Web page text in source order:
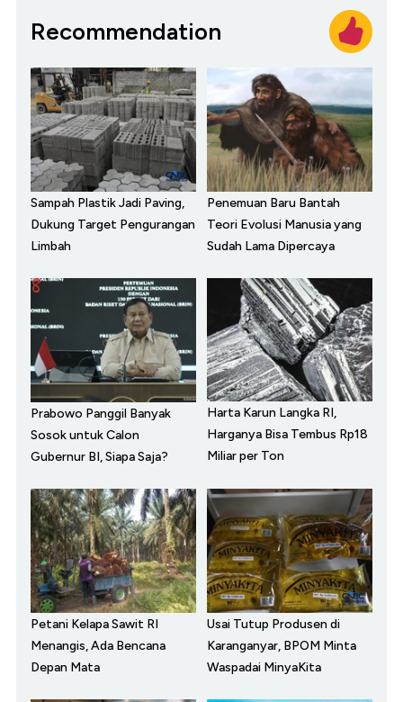
Recommendation
Sampah Plastik Jadi Paving,
Dukung Target Pengurangan
Limbah
Penemuan Baru Bantah
Teori Evolusi Manusia yang
Sudah Lama Dipercaya
Prabowo Panggil Banyak
Sosok untuk Calon
Gubernur BI, Siapa Saja?
Harta Karun Langka RI,
Harganya Bisa Tembus Rp18
Miliar per Ton
Petani Kelapa Sawit RI
Menangis, Ada Bencana
Depan Mata
Usai Tutup Produsen di
Karanganyar, BPOM Minta
Waspadai MinyaKita